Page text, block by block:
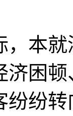
，本
济困
纷纷